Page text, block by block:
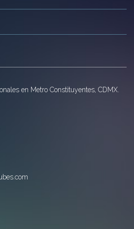
en Metro Constituyentes, CDMX.